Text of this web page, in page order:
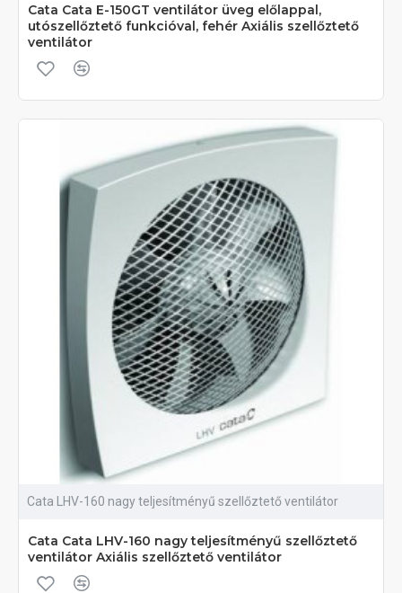
Cata Cata E-150GT ventilátor üveg előlappal,
utószellőztető funkcióval, fehér Axiális szellőztető
ventilátor
Cata LHV-160 nagy teljesítményű szellőztető ventilátor
Cata Cata LHV-160 nagy teljesítményű szellőztető
ventilátor Axiális szellőztető ventilátor